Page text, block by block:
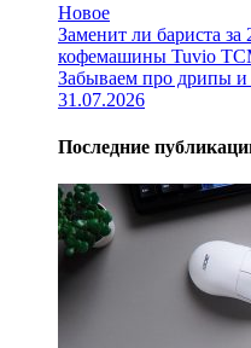
Новое
Заменит ли бариста
кофемашины Tuvio
Забываем про дрипы и
31.07.2026
Последние